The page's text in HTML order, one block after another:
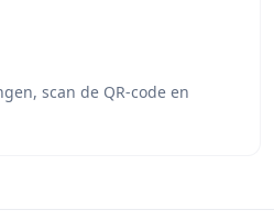
scan de QR-code en